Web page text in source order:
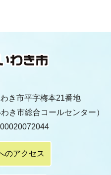
き市平字梅本21番地
わき市総合コールセンター）
のアクセス